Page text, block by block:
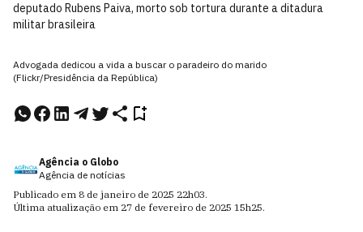
deputado Rubens Paiva, morto sob tortura durante a ditadura
militar brasileira
Advogada dedicou a vida a buscar o paradeiro do marido
(Flickr/Presidência da República)
Agência o Globo
Agência de notícias
Publicado em 8 de janeiro de 2025 22h03.
Última atualização em 27 de fevereiro de 2025 15h25.